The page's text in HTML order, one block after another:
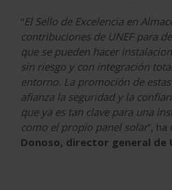
“El Sello de Excelencia en
contribuciones de UNEF para
que se pueden hacer
sin riesgo y con integración
entorno. La promoción de
afianza la seguridad y la
que ya es tan clave para una
como el propio panel solar”,
Donoso, director general de